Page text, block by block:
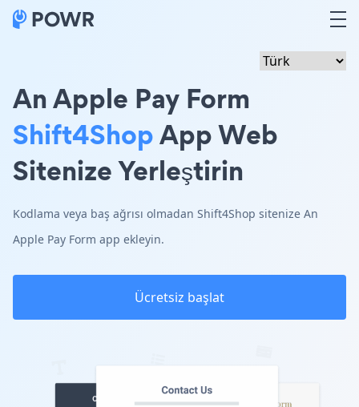
An Apple Pay Form
Shift4ShopApp Web
Sitenize Yerleştirin
Kodlama veya baş ağrısı olmadan Shift4Shop sitenize An
Apple Pay Form app ekleyin.
Ücretsiz başlat